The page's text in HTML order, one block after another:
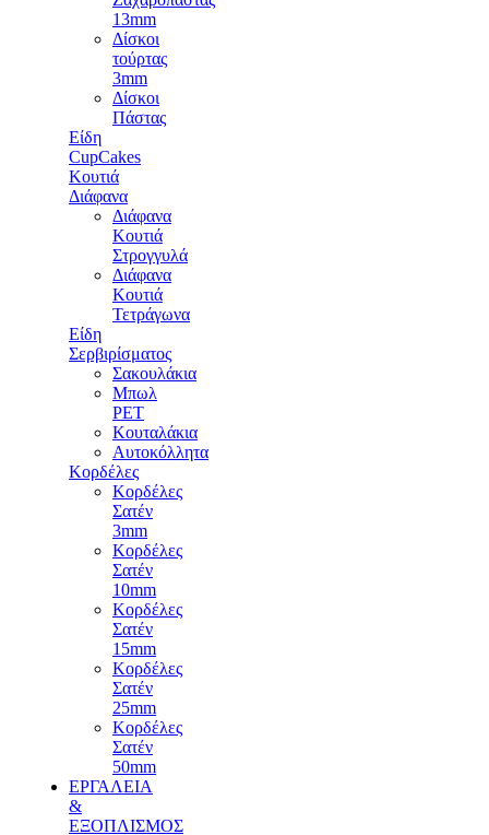
13mm
Δίσκοι
τούρτας
3mm
Δίσκοι
Πάστας
Είδη
CupCakes
Κουτιά
Διάφανα
Διάφανα
Κουτιά
Στρογγυλά
Διάφανα
Κουτιά
Τετράγωνα
Είδη
Σερβιρίσματος
Σακουλάκια
Μπωλ
PET
Κουταλάκια
Αυτοκόλλητα
Κορδέλες
Κορδέλες
Σατέν
3mm
Κορδέλες
Σατέν
10mm
Κορδέλες
Σατέν
15mm
Κορδέλες
Σατέν
25mm
Κορδέλες
Σατέν
50mm
ΕΡΓΑΛΕΙΑ
&
ΕΞΟΠΛΙΣΜΟΣ